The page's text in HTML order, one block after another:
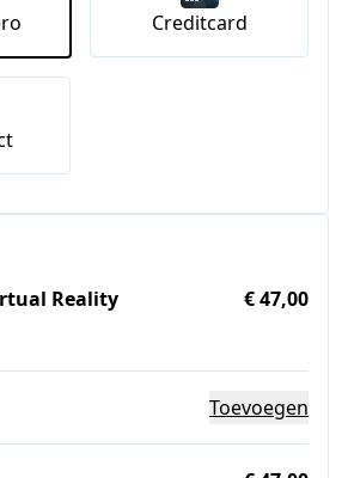
Creditcard
Reality
€ 47,00
Toevoegen